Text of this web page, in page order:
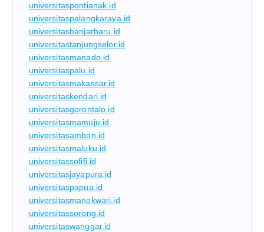
universitaspontianak.id
universitaspalangkaraya.id
universitasbanjarbaru.id
universitastanjungselor.id
universitasmanado.id
universitaspalu.id
universitasmakassar.id
universitaskendari.id
universitasgorontalo.id
universitasmamuju.id
universitasambon.id
universitasmaluku.id
universitassofifi.id
universitasjayapura.id
universitaspapua.id
universitasmanokwari.id
universitassorong.id
universitaswanggar.id